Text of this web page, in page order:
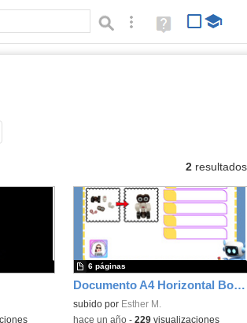
Búsqueda avanzada
Ayuda
(en
2
Documento A4 Horizontal Borde Hoja de Papel Margaritas Floreado Verde
subido por Esther M.
6 páginas
-hace un año- 229visualizaciones